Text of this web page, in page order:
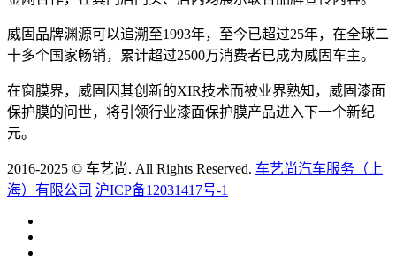
威固品牌渊源可以追溯至1993年，至今已超过25年，在全球二
十多个国家畅销，累计超过2500万消费者已成为威固车主。
在窗膜界，威固因其创新的XIR技术而被业界熟知，威固漆面
保护膜的问世，将引领行业漆面保护膜产品进入下一个新纪
元。
2016-2025 © 车艺尚. All Rights Reserved. 车艺尚汽车服务（上
海）有限公司 沪ICP备12031417号-1